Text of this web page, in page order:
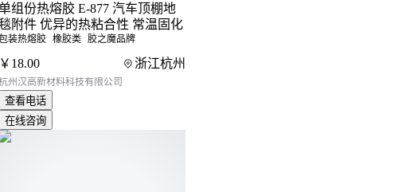
适的产品？
配环氧底漆，胶系耐酸碱更强
维编织，抗紫外线老化性能提
￥ 18.00 浙江杭州
组份热熔胶 E-877 汽车顶棚地
附件 优异的热粘合性 常温固化
装热熔胶 橡胶类 胶之魔品牌
州汉高新材料科技有限公司
查看电话
在线咨询